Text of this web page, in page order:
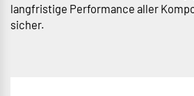
langfristige Performance aller
sicher.